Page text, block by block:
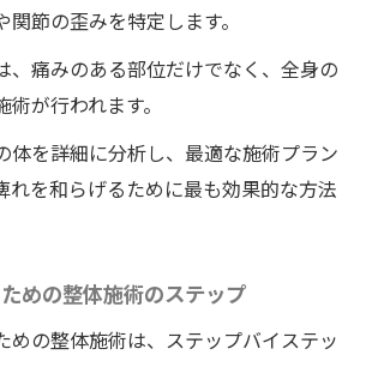
ボディの整体施術がもたらす即時
痛緩和のための具体的施術法
ボディの整体施術で得られる健康
の変化
話題
ワイルドボディの整体施術の特徴
果
関節の歪みを特定します。
、痛みのある部位だけでなく、全身の
が行われます。
体を詳細に分析し、最適な施術プラン
れを和らげるために最も効果的な方法
めの整体施術のステップ
めの整体施術は、ステップバイステッ